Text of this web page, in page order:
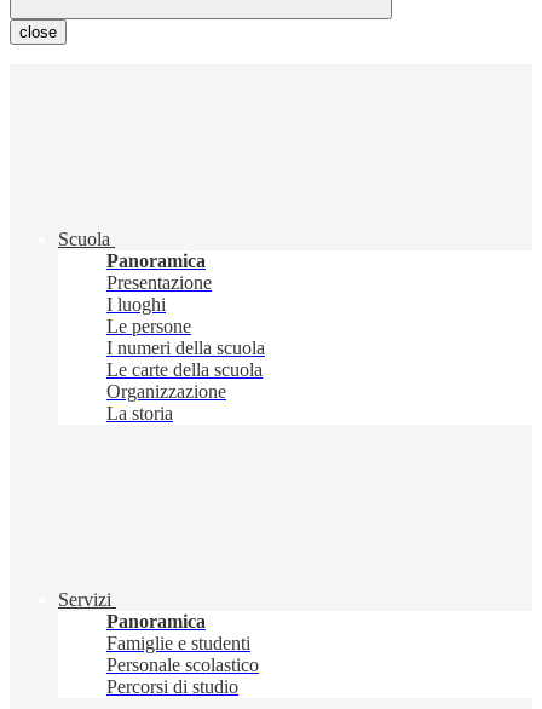
close
Scuola
Panoramica
Presentazione
I luoghi
Le persone
I numeri della scuola
Le carte della scuola
Organizzazione
La storia
Servizi
Panoramica
Famiglie e studenti
Personale scolastico
Percorsi di studio